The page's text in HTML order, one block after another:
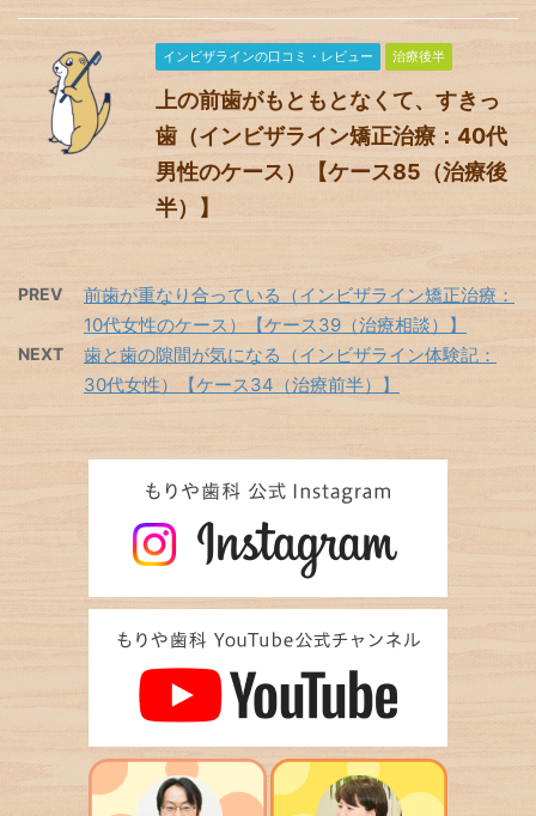
インビザラインの口コミ・レビュー 治療後半
上の前歯がもともとなくて、すきっ
歯（インビザライン矯正治療：40代
男性のケース）【ケース85（治療後
半）】
PREV
前歯が重なり合っている（インビザライン矯正治療：
10代女性のケース）【ケース39（治療相談）】
NEXT
歯と歯の隙間が気になる（インビザライン体験記：
30代女性）【ケース34（治療前半）】